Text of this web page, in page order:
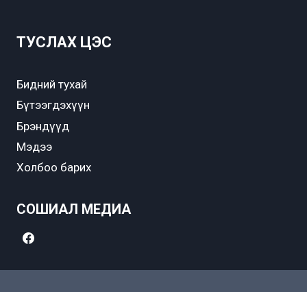
ТУСЛАХ ЦЭС
Бидний тухай
Бүтээгдэхүүн
Брэндүүд
Мэдээ
Холбоо барих
СОШИАЛ МЕДИА